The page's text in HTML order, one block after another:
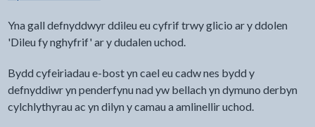
Yna gall defnyddwyr ddileu eu cyfrif trwy glicio ar y ddolen
'Dileu fy nghyfrif' ar y dudalen uchod.
Bydd cyfeiriadau e-bost yn cael eu cadw nes bydd y
defnyddiwr yn penderfynu nad yw bellach yn dymuno derbyn
cylchlythyrau ac yn dilyn y camau a amlinellir uchod.